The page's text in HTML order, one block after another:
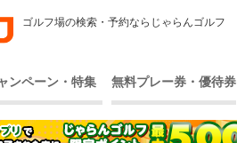
ゴルフ場の検索・予約ならじゃらんゴルフ
ンペーン・特集 無料プレー券・優待券